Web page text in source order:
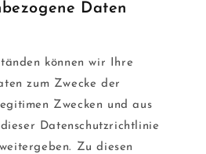
Daten
können wir Ihre
zum Zwecke der
Zwecken und aus
Datenschutzrichtlinie
Zu diesen